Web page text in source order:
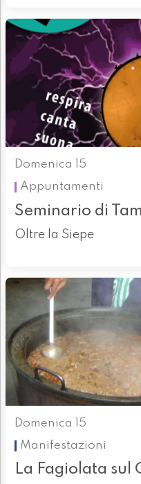
Domenica 15
Appuntamenti
Seminario di
Oltre la Siepe
Domenica 15
Manifestazioni
La Fagiolata sul